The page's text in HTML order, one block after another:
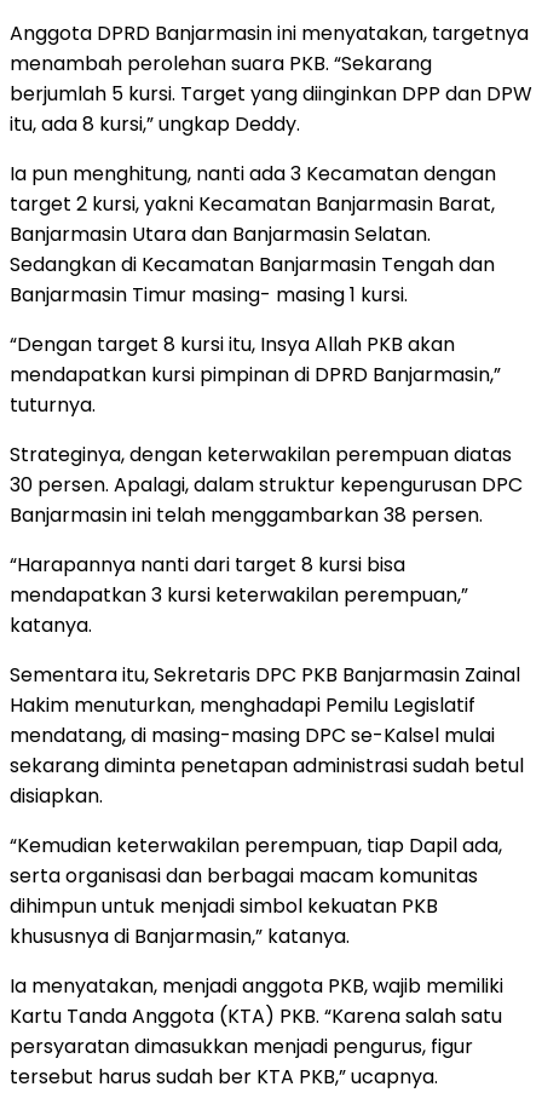
Anggota DPRD Banjarmasin ini menyatakan, targetnya
menambah perolehan suara PKB. “Sekarang
berjumlah 5 kursi. Target yang diinginkan DPP dan DPW
itu, ada 8 kursi,” ungkap Deddy.
Ia pun menghitung, nanti ada 3 Kecamatan dengan
target 2 kursi, yakni Kecamatan Banjarmasin Barat,
Banjarmasin Utara dan Banjarmasin Selatan.
Sedangkan di Kecamatan Banjarmasin Tengah dan
Banjarmasin Timur masing- masing 1 kursi.
“Dengan target 8 kursi itu, Insya Allah PKB akan
mendapatkan kursi pimpinan di DPRD Banjarmasin,”
tuturnya.
Strateginya, dengan keterwakilan perempuan diatas
30 persen. Apalagi, dalam struktur kepengurusan DPC
Banjarmasin ini telah menggambarkan 38 persen.
“Harapannya nanti dari target 8 kursi bisa
mendapatkan 3 kursi keterwakilan perempuan,”
katanya.
Sementara itu, Sekretaris DPC PKB Banjarmasin Zainal
Hakim menuturkan, menghadapi Pemilu Legislatif
mendatang, di masing-masing DPC se-Kalsel mulai
sekarang diminta penetapan administrasi sudah betul
disiapkan.
“Kemudian keterwakilan perempuan, tiap Dapil ada,
serta organisasi dan berbagai macam komunitas
dihimpun untuk menjadi simbol kekuatan PKB
khususnya di Banjarmasin,” katanya.
Ia menyatakan, menjadi anggota PKB, wajib memiliki
Kartu Tanda Anggota (KTA) PKB. “Karena salah satu
persyaratan dimasukkan menjadi pengurus, figur
tersebut harus sudah ber KTA PKB,” ucapnya.